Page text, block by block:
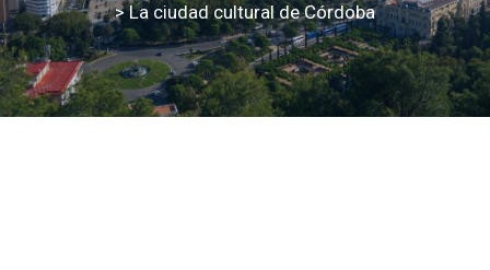
> La ciudad cultural de Córdoba